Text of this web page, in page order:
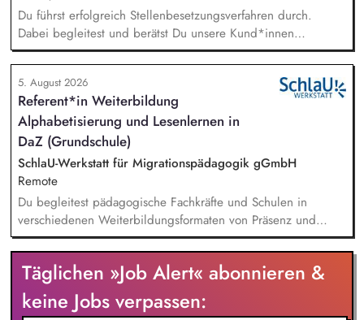
Du führst erfolgreich Stellenbesetzungsverfahren durch.
Dabei begleitest und berätst Du unsere Kund*innen
partnerschaftlich – vom Auftaktbriefing bis zur erfolgreichen
Besetzung. Du hältst die Fäden in unserem Team
Personalberatung zusammen und bist erste*r
Ansprechpartner*in sowie wichtigste*r Sparringspartner*in
für drei Kolleg*innen. Zudem bist Du Teil des Leitungskreises
zur strategischen Weiterentwicklung von Talents4Good.
5. August 2026
Referent*in Weiterbildung
Alphabetisierung und Lesenlernen in
DaZ (Grundschule)
SchlaU-Werkstatt für Migrationspädagogik gGmbH
Remote
Du begleitest pädagogische Fachkräfte und Schulen in
verschiedenen Weiterbildungsformaten von Präsenz und
Online-Workshops bis hin zu pädogischen Tagen und erstellst
Online-Selbstlernkurse für unsere Plattform schlau-lernen.org.
Die inhaltlichen Schwerpunkte liegen dabei auf den
Bereichen Lesen lernen, Mehrsprachigkeitsbewusstsein und
Alphabetisierung in der Grundschule.
Täglichen »Job Alert« abonnieren &
keine Jobs verpassen: